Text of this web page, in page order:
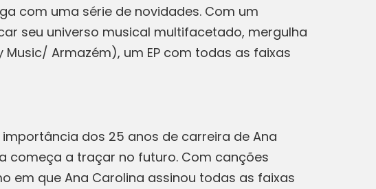
com uma série de novidades. Com um
seu universo musical multifacetado, mergulha
Music/ Armazém), um EP com todas as faixas
dos 25 anos de carreira de Ana
começa a traçar no futuro. Com canções
em que Ana Carolina assinou todas as faixas